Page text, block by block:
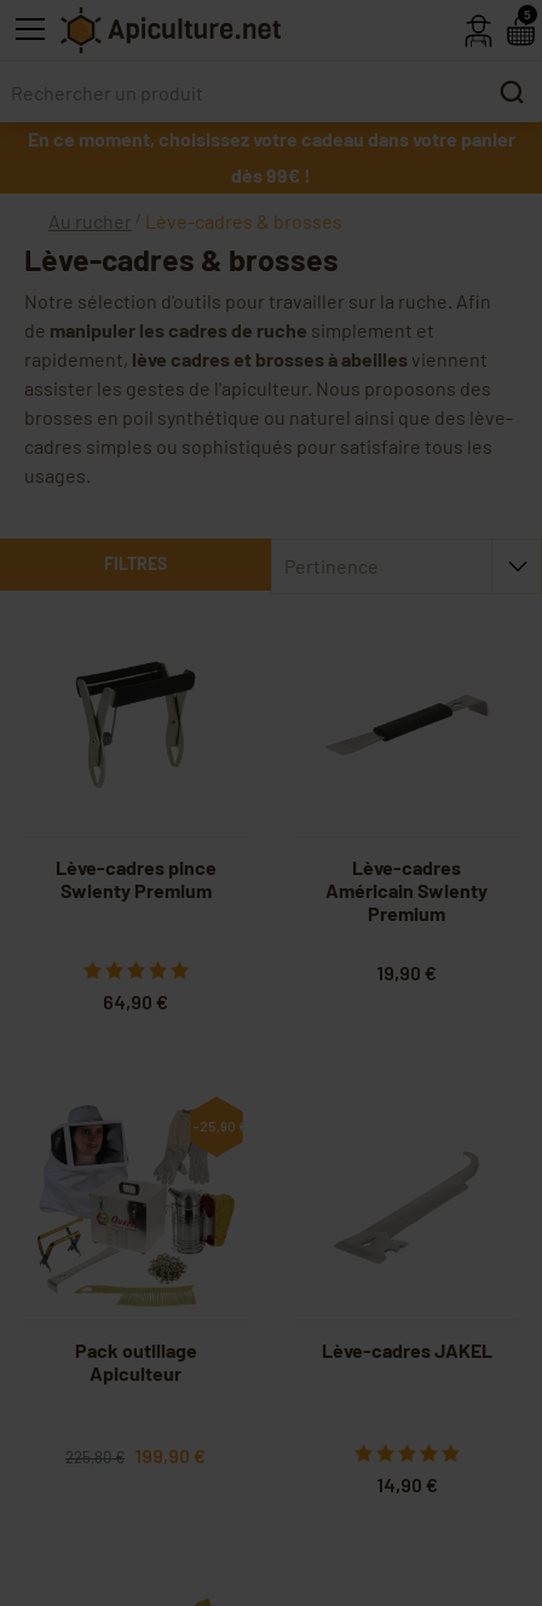
Skip to main content
En ce moment, choisissez votre cadeau dans votre panier
dès 99€ !
Au rucher Lève-cadres & brosses
Lève-cadres & brosses
Notre sélection d'outils pour travailler sur la ruche. Afin
de manipuler les cadres de ruche simplement et
rapidement, lève cadres et brosses à abeilles viennent
assister les gestes de l'apiculteur. Nous proposons des
brosses en poil synthétique ou naturel ainsi que des lève-
cadres simples ou sophistiqués pour satisfaire tous les
usages.
FILTRES Pertinence
Lève-cadres pince
Swienty Premium
64,90 €
Lève-cadres
Américain Swienty
Premium
19,90 €
-25,90 €
Pack outillage
Apiculteur
225,80 € 199,90 €
Lève-cadres JAKEL
14,90 €
5